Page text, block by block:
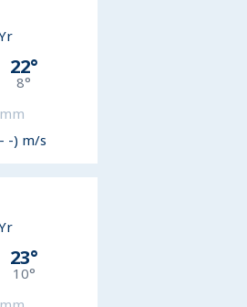
22°
8°
mm
-) m/s
23°
10°